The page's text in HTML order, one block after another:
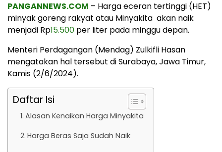
PANGANNEWS.COM – Harga eceran tertinggi (HET)
minyak goreng rakyat atau Minyakita akan naik
menjadi Rp15.500 per liter pada minggu depan.
Menteri Perdagangan (Mendag) Zulkifli Hasan
mengatakan hal tersebut di Surabaya, Jawa Timur,
Kamis (2/6/2024).
Daftar Isi
Alasan Kenaikan Harga Minyakita
Harga Beras Saja Sudah Naik